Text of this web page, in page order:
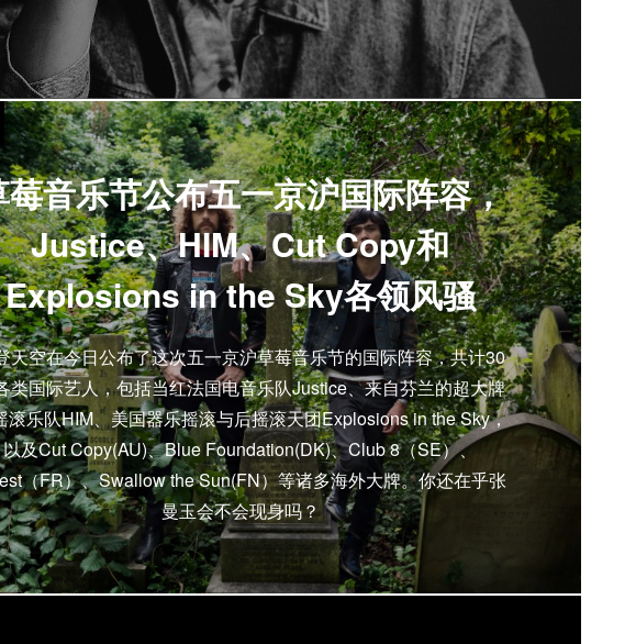
莓音乐节公布五一京沪国际阵容，
Justice、HIM、Cut Copy和
Explosions in the Sky各领风骚
天空在今日公布了这次五一京沪草莓音乐节的国际阵容，共计30
类国际艺人，包括当红法国电音乐队Justice、来自芬兰的超大牌
滚乐队HIM、美国器乐摇滚与后摇滚天团Explosions in the Sky，
以及Cut Copy(AU)、Blue Foundation(DK)、Club 8（SE）、
（FR）、Swallow the Sun(FN）等诸多海外大牌。你还在乎张
曼玉会不会现身吗？